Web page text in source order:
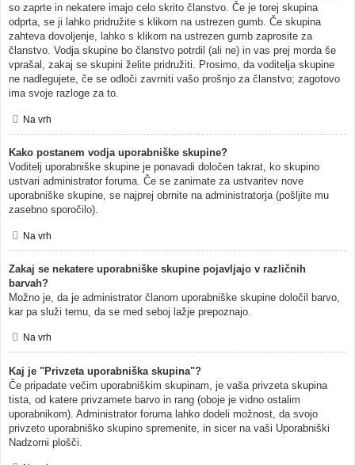
so zaprte in nekatere imajo celo skrito članstvo. Če je torej skupina
odprta, se ji lahko pridružite s klikom na ustrezen gumb. Če skupina
zahteva dovoljenje, lahko s klikom na ustrezen gumb zaprosite za
članstvo. Vodja skupine bo članstvo potrdil (ali ne) in vas prej morda še
vprašal, zakaj se skupini želite pridružiti. Prosimo, da voditelja skupine
ne nadlegujete, če se odloči zavrniti vašo prošnjo za članstvo; zagotovo
ima svoje razloge za to.
Na vrh
Kako postanem vodja uporabniške skupine?
Voditelj uporabniške skupine je ponavadi določen takrat, ko skupino
ustvari administrator foruma. Če se zanimate za ustvaritev nove
uporabniške skupine, se najprej obrnite na administratorja (pošljite mu
zasebno sporočilo).
Na vrh
Zakaj se nekatere uporabniške skupine pojavljajo v različnih
barvah?
Možno je, da je administrator članom uporabniške skupine določil barvo,
kar pa služi temu, da se med seboj lažje prepoznajo.
Na vrh
Kaj je "Privzeta uporabniška skupina"?
Če pripadate večim uporabniškim skupinam, je vaša privzeta skupina
tista, od katere privzamete barvo in rang (oboje je vidno ostalim
uporabnikom). Administrator foruma lahko dodeli možnost, da svojo
privzeto uporabniško skupino spremenite, in sicer na vaši Uporabniški
Nadzorni plošči.